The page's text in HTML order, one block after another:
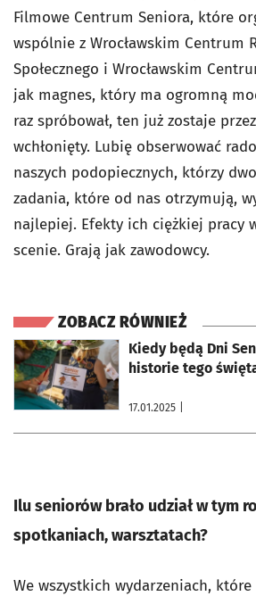
Filmowe Centrum Seniora, które
wspólnie z Wrocławskim Centrum
Społecznego i Wrocławskim
jak magnes, który ma ogromną
raz spróbował, ten już zostaje
wchłonięty. Lubię obserwować
naszych podopiecznych, którzy
zadania, które od nas otrzymują,
najlepiej. Efekty ich ciężkiej pracy
scenie. Grają jak zawodowcy.
ZOBACZ RÓWNIEŻ
Kiedy będą Dni
historie tego
17.01.2025
otworzy się w nowej karcie
Ilu seniorów brało udział w tym
spotkaniach, warsztatach?
We wszystkich wydarzeniach, które